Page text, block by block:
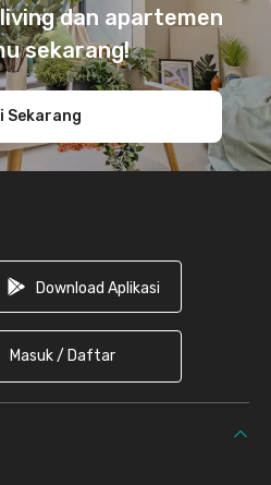
dan apartemen
sekarang!
Sekarang
Download Aplikasi
Masuk / Daftar